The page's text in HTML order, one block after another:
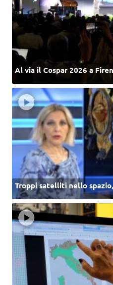
Al via il Cospar 2026 a
Troppi satelliti nello